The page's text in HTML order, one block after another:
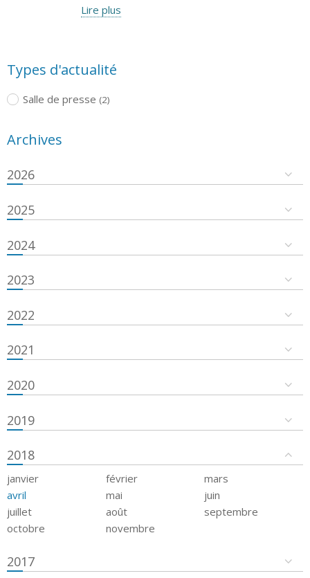
Lire plus
Types d'actualité
Salle de presse (2)
Archives
2026
2025
2024
2023
2022
2021
2020
2019
2018
janvier février
mars
avril
mai
juin
juillet
août
septembre
octobre
novembre
2017